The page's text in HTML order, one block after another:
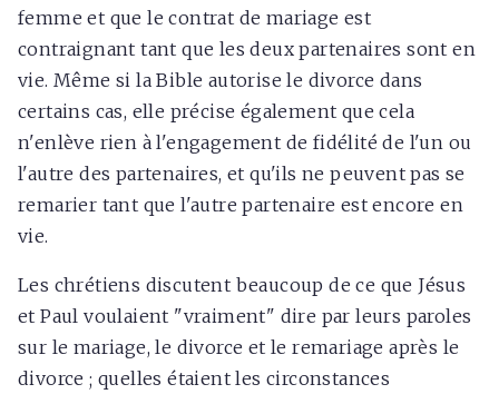
femme et que le contrat de mariage est
contraignant tant que les deux partenaires sont en
vie. Même si la Bible autorise le divorce dans
certains cas, elle précise également que cela
n'enlève rien à l'engagement de fidélité de l'un ou
l'autre des partenaires, et qu'ils ne peuvent pas se
remarier tant que l'autre partenaire est encore en
vie.
Les chrétiens discutent beaucoup de ce que Jésus
et Paul voulaient "vraiment" dire par leurs paroles
sur le mariage, le divorce et le remariage après le
divorce ; quelles étaient les circonstances